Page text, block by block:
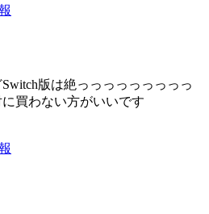
版は絶っっっっっっっっっ
買わない方がいいです